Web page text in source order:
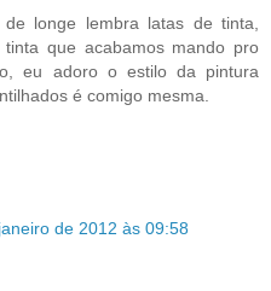
longe lembra latas de tinta,
que acabamos mando pro
eu adoro o estilo da pintura
é comigo mesma.
de 2012 às 09:58